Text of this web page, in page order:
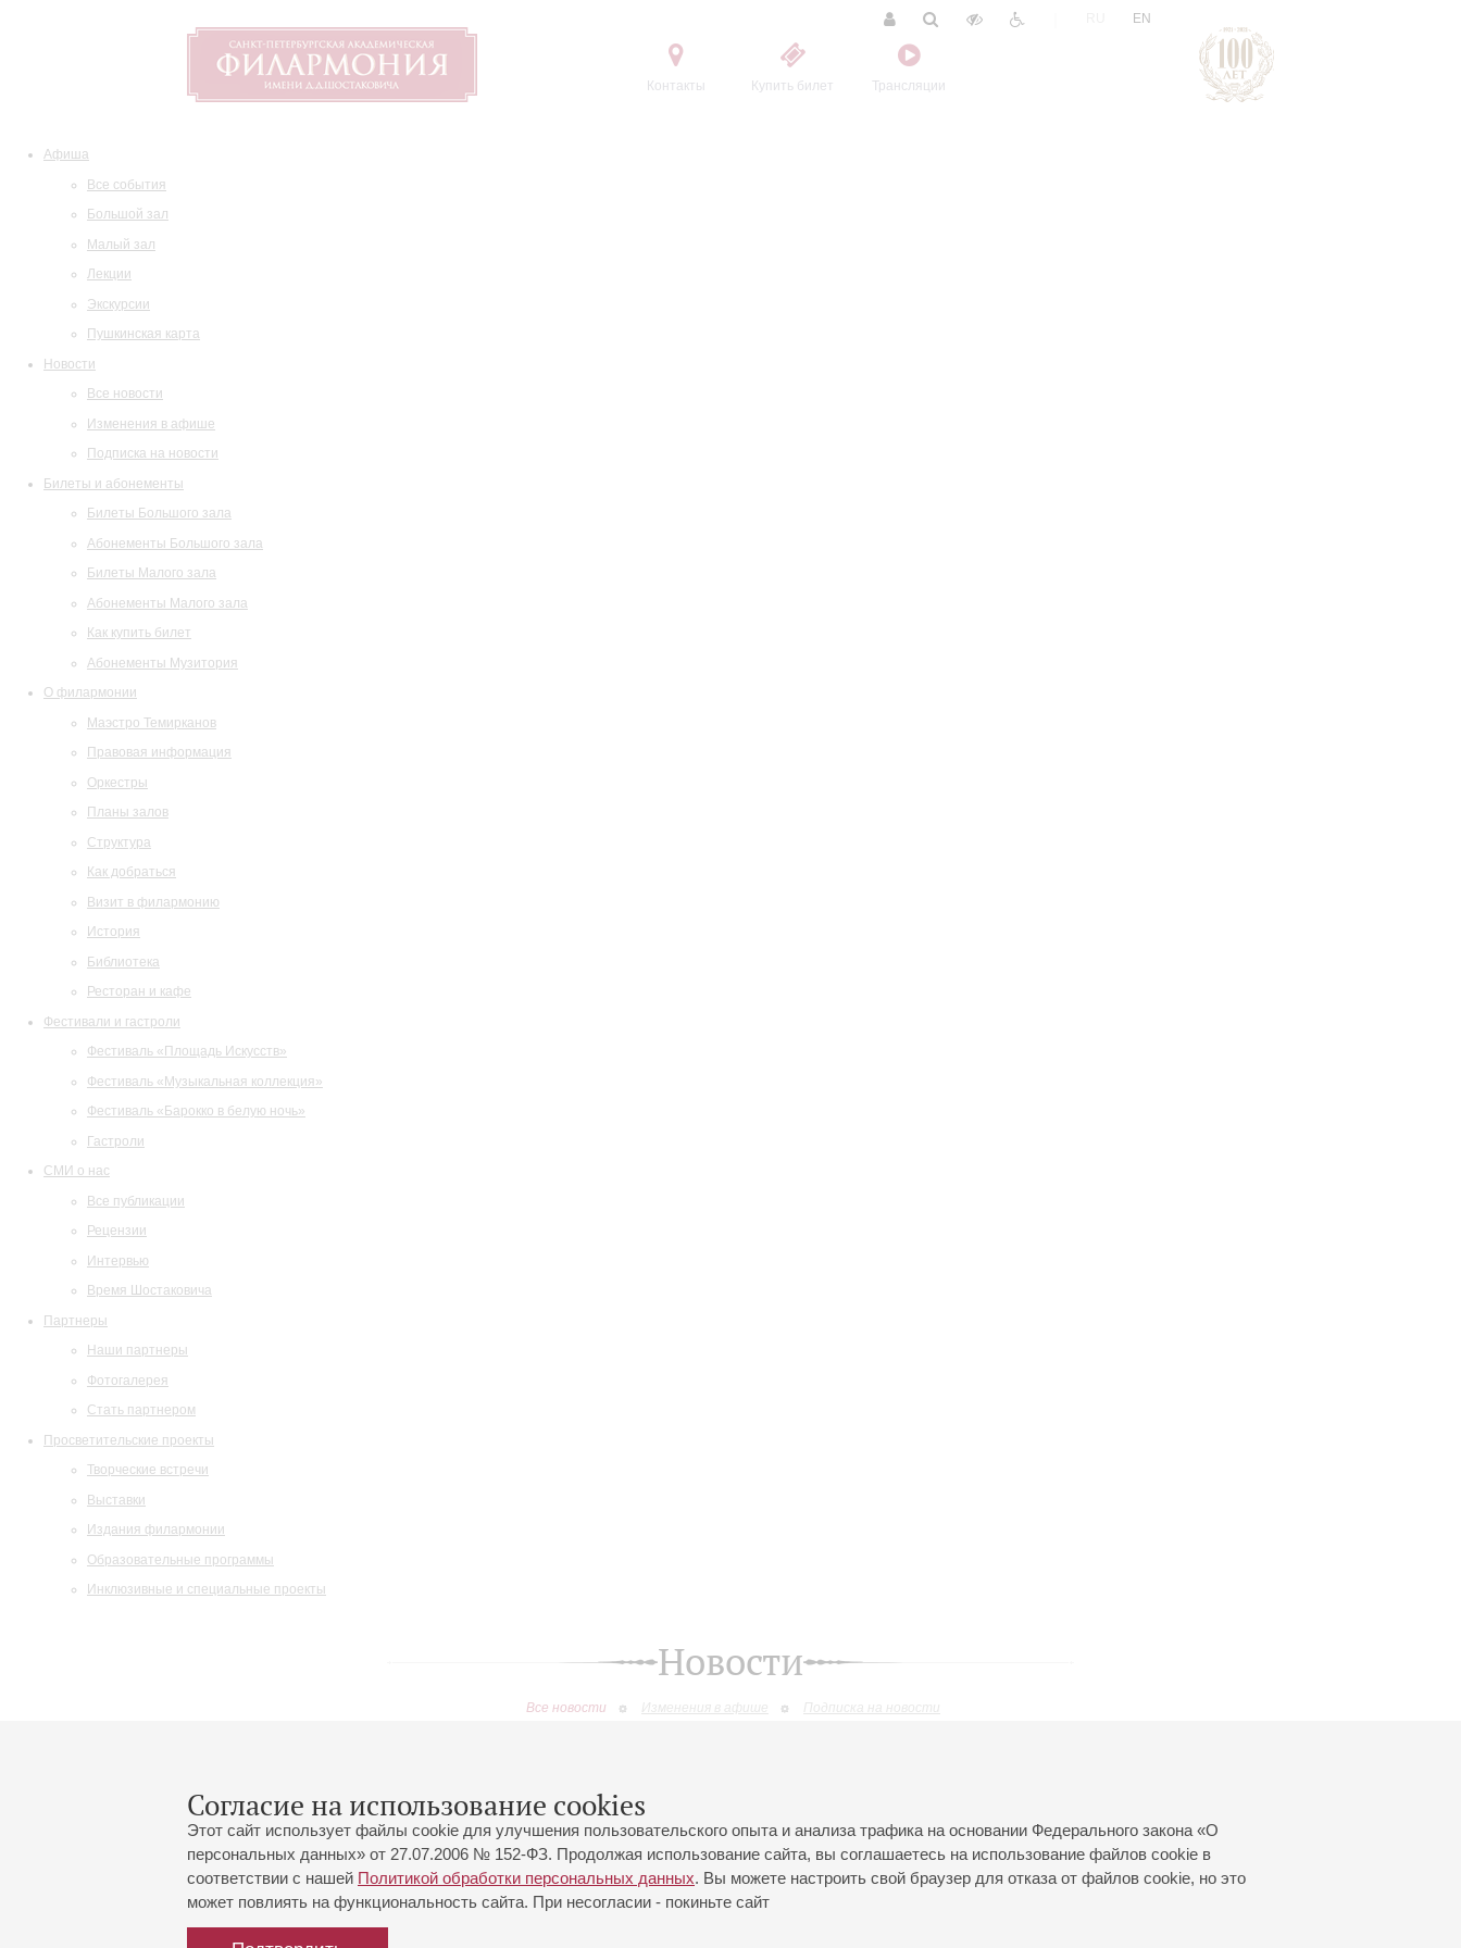
Контакты Купить билет Трансляции
EN
Афиша
Все события
Большой зал
Малый зал
Лекции
Экскурсии
Пушкинская карта
Новости
Все новости
Изменения в афише
Подписка на новости
Билеты и абонементы
Билеты Большого зала
Абонементы Большого зала
Билеты Малого зала
Абонементы Малого зала
Как купить билет
Абонементы Музитория
О филармонии
Маэстро Темирканов
Правовая информация
Оркестры
Планы залов
Структура
Как добраться
Визит в филармонию
История
Библиотека
Ресторан и кафе
Фестивали и гастроли
Фестиваль «Площадь Искусств»
Фестиваль «Музыкальная коллекция»
Фестиваль «Барокко в белую ночь»
Гастроли
СМИ о нас
Все публикации
Рецензии
Интервью
Время Шостаковича
Партнеры
Наши партнеры
Фотогалерея
Стать партнером
Просветительские проекты
Творческие встречи
Выставки
Издания филармонии
Образовательные программы
Инклюзивные и специальные проекты
Новости
Все новости Изменения в афише Подписка на новости
Согласие на использование cookies
Этот сайт использует файлы cookie для улучшения пользовательского опыта и анализа трафика на основании Федерального закона «О
персональных данных» от 27.07.2006 № 152-ФЗ. Продолжая использование сайта, вы соглашаетесь на использование файлов cookie в
соответствии с нашей Политикой обработки персональных данных. Вы можете настроить свой браузер для отказа от файлов cookie, но это
может повлиять на функциональность сайта. При несогласии - покиньте сайт
Большой зал:
191186, Санкт-Петербург, Михайловская ул., 2
Часы работы кассы Большого зала: с 11:00 до 20:30